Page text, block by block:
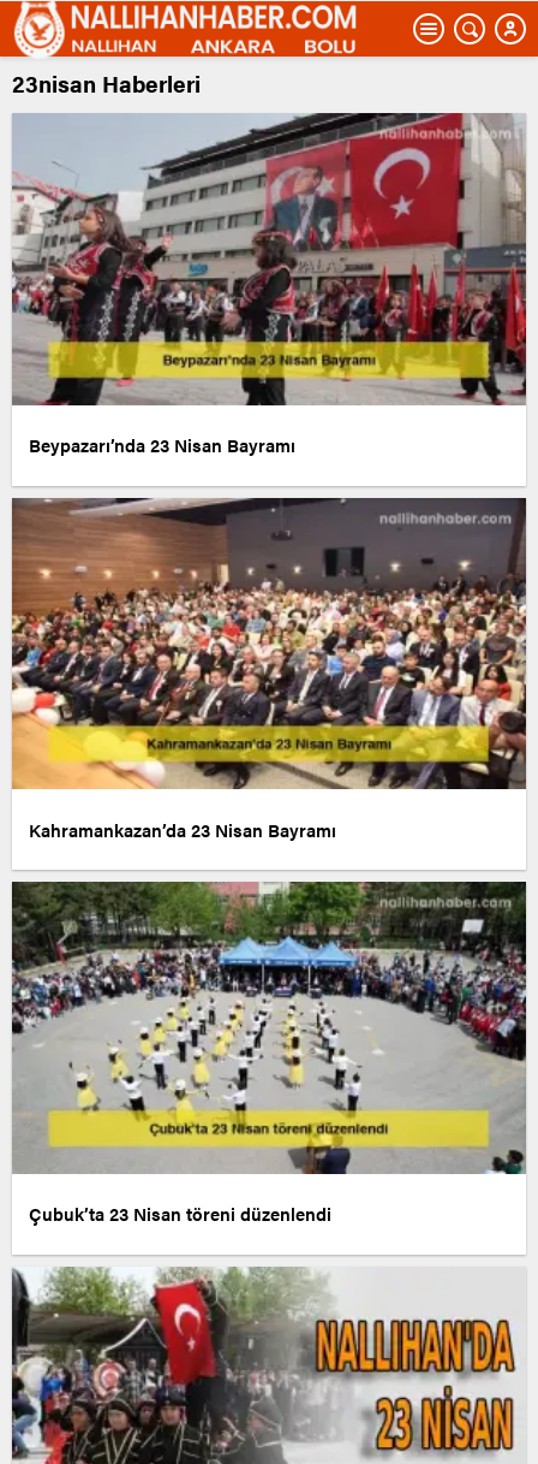
23nisan Haberleri
Beypazarı’nda 23 Nisan Bayramı
Kahramankazan’da 23 Nisan Bayramı
Çubuk’ta 23 Nisan töreni düzenlendi